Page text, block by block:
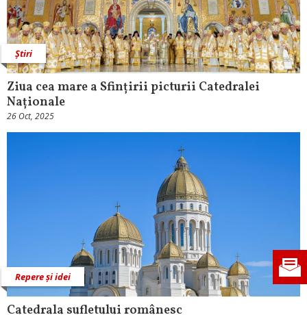
Știri
Ziua cea mare a Sfințirii picturii Catedralei
Naționale
26 Oct, 2025
Repere și idei
Catedrala sufletului românesc